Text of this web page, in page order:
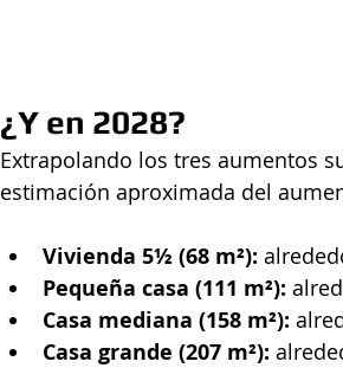
¿Y en 2028?
Extrapolando los tres aumentos
estimación aproximada del
Vivienda 5½ (68 m²):
Pequeña casa (111 m²):
Casa mediana (158 m²):
Casa grande (207 m²):